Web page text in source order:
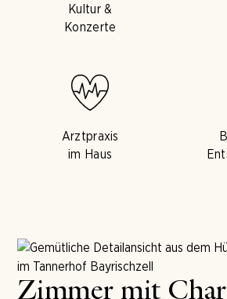
Kultur &
Konzerte
Arztpraxis
im Haus
Zimmer mit